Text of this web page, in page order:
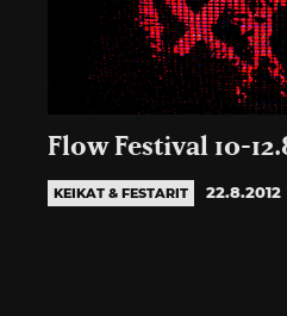
Flow Festival 10-
KEIKAT & FESTARIT 22.8.2012